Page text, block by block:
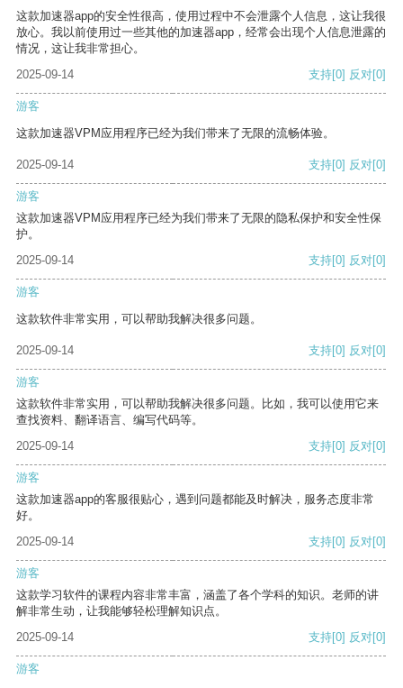
这款加速器app的安全性很高，使用过程中不会泄露个人信息，这让我很
放心。我以前使用过一些其他的加速器app，经常会出现个人信息泄露的
情况，这让我非常担心。
2025-09-14
支持[0] 反对[0]
游客
这款加速器VPM应用程序已经为我们带来了无限的流畅体验。
2025-09-14 支持[0] 反对[0]
游客
这款加速器VPM应用程序已经为我们带来了无限的隐私保护和安全性保
护。
2025-09-14
支持[0] 反对[0]
游客
这款软件非常实用，可以帮助我解决很多问题。
2025-09-14 支持[0] 反对[0]
游客
这款软件非常实用，可以帮助我解决很多问题。比如，我可以使用它来
查找资料、翻译语言、编写代码等。
2025-09-14
支持[0] 反对[0]
游客
这款加速器app的客服很贴心，遇到问题都能及时解决，服务态度非常
好。
2025-09-14
支持[0] 反对[0]
游客
这款学习软件的课程内容非常丰富，涵盖了各个学科的知识。老师的讲
解非常生动，让我能够轻松理解知识点。
2025-09-14
支持[0] 反对[0]
游客